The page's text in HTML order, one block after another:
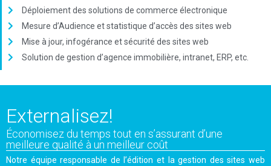
Déploiement des solutions de commerce électronique
Mesure d’Audience et statistique d’accès des sites web
Mise à jour, infogérance et sécurité des sites web
Solution de gestion d’agence immobilière, intranet, ERP, etc.
Externalisez!
Économisez du temps tout en s’assurant d’une
meilleure qualité à un meilleur coût
Notre équipe responsable de l’édition et la gestion des sites web